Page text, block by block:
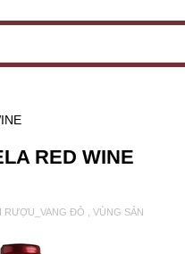
RED WINE
RƯỢU_VANG ĐỎ
VÙNG SẢN